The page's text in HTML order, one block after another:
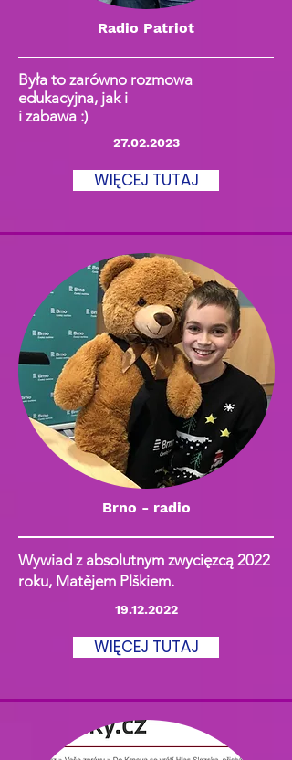
Radio Patriot
Była to zarówno rozmowa
edukacyjna, jak i
i zabawa :)
27.02.2023
WIĘCEJ TUTAJ
Brno - radio
Wywiad z absolutnym zwycięzcą 2022
roku, Matějem Plškiem.
19.12.2022
WIĘCEJ TUTAJ